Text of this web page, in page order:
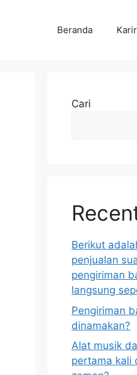
Beranda Karir
Cari
Berikut
penjualan
pengiriman
langsung
Pengiriman
dinamakan?
Alat musik
pertama kali